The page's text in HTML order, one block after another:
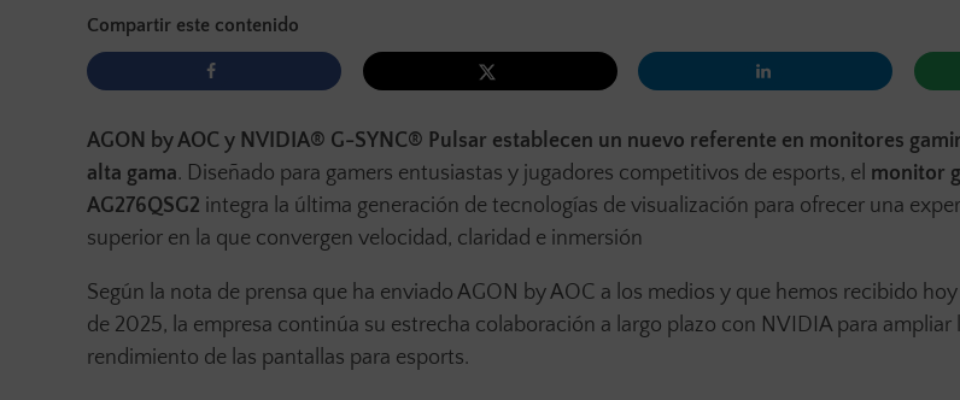
Compartir este contenido
AGON by AOC y NVIDIA® G-SYNC® Pulsar establecen un nuevo referente en monitores
alta gama. Diseñado para gamers entusiastas y jugadores competitivos de esports, el monitor
AG276QSG2 integra la última generación de tecnologías de visualización para ofrecer una
superior en la que convergen velocidad, claridad e inmersión
Según la nota de prensa que ha enviado AGON by AOC a los medios y que hemos recibido
de 2025, la empresa continúa su estrecha colaboración a largo plazo con NVIDIA para ampliar
rendimiento de las pantallas para esports.